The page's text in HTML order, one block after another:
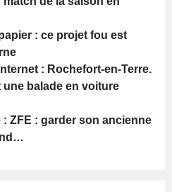
: ce projet fou est
: Rochefort-en-Terre.
balade en voiture
: ZFE : garder son ancienne